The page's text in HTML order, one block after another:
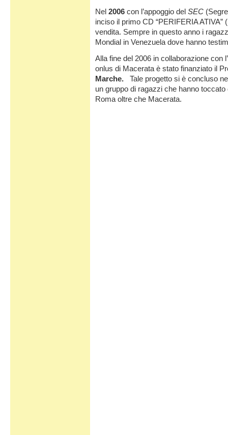
Nel 2006 con l’appoggio del SEC
inciso il primo CD “PERIFERIA ATIVA”
vendita. Sempre in questo anno i
Mondial in Venezuela dove hanno
Alla fine del 2006 in collaborazione con
onlus di Macerata è stato finanziato il
Marche. Tale progetto si è concluso
un gruppo di ragazzi che hanno
Roma oltre che Macerata.